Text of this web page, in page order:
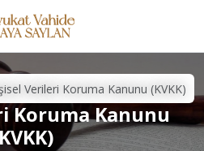
Verileri Koruma Kanunu (KVKK)
Koruma Kanunu